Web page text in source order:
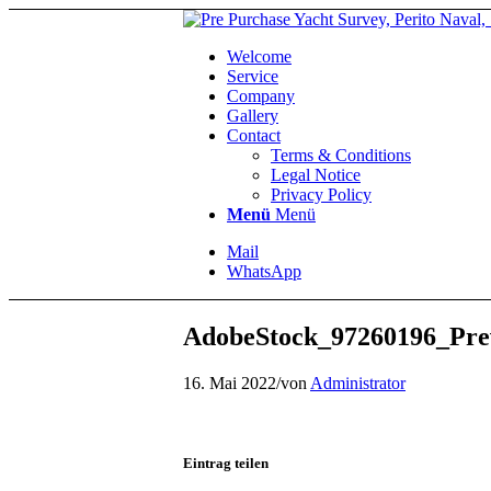
Welcome
Service
Company
Gallery
Contact
Terms & Conditions
Legal Notice
Privacy Policy
Menü Menü
Mail
WhatsApp
16. Mai 2022/von Administrator
Eintrag teilen